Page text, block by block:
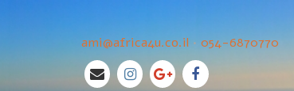
054-6870770
•
ami@africa4u.co.il